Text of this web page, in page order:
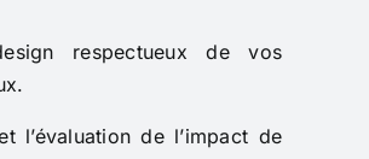
respectueux de vos
l’évaluation de l’impact de